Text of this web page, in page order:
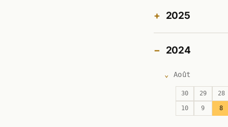
2025
2024
Août
30 29 28
10 9 8